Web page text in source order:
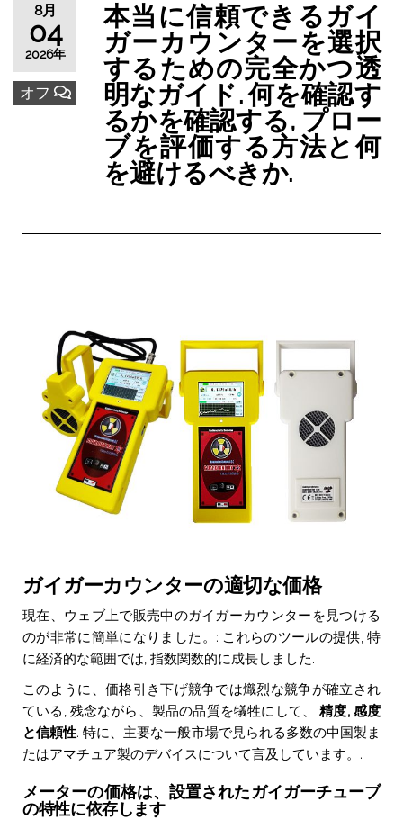
8月
04
2026年
オフ
本当に信頼できるガイ
ガーカウンターを選択
するための完全かつ透
明なガイド. 何を確認す
るかを確認する, プロー
ブを評価する方法と何
を避けるべきか.
ガイガーカウンターの適切な価格
現在、ウェブ上で販売中のガイガーカウンターを見つける
のが非常に簡単になりました。: これらのツールの提供, 特
に経済的な範囲では, 指数関数的に成長しました.
このように、価格引き下げ競争では熾烈な競争が確立され
ている, 残念ながら、製品の品質を犠牲にして、精度, 感度
と信頼性. 特に、主要な一般市場で見られる多数の中国製ま
たはアマチュア製のデバイスについて言及しています。.
メーターの価格は、設置されたガイガーチューブ
の特性に依存します